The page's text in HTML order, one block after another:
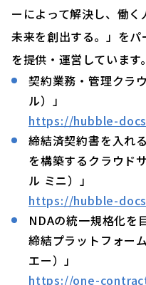
ーによって解決し、働
未来を創出する。」を
を提供・運営しています。
契約業務・管理クラ
ル）」
https://hubble-
締結済契約書を入れ
を構築するクラウド
ル ミニ）」
https://hubble-
NDAの統一規格化を
締結プラットフォー
エー）」
https://one-